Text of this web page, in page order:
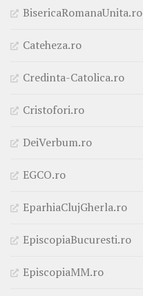
BisericaRomanaUnita.ro
Cateheza.ro
Credinta-Catolica.ro
Cristofori.ro
DeiVerbum.ro
EGCO.ro
EparhiaClujGherla.ro
EpiscopiaBucuresti.ro
EpiscopiaMM.ro